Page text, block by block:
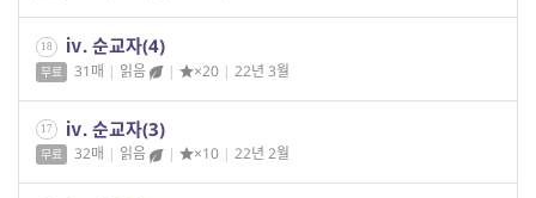
18 ⅳ. 순교자(4)
무료 31매 | 읽음 | ×20 | 22년 3월
17 ⅳ. 순교자(3)
무료 32매 | 읽음 | ×10 | 22년 2월